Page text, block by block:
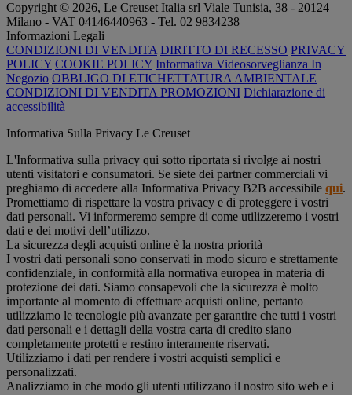
Copyright © 2026, Le Creuset Italia srl ​​Viale Tunisia, 38 - 20124
Milano - VAT 04146440963 - Tel. 02 9834238
Informazioni Legali
CONDIZIONI DI VENDITA DIRITTO DI RECESSO PRIVACY
POLICY COOKIE POLICY Informativa Videosorveglianza In
Negozio OBBLIGO DI ETICHETTATURA AMBIENTALE
CONDIZIONI DI VENDITA PROMOZIONI Dichiarazione di
accessibilità
Informativa Sulla Privacy Le Creuset
L'Informativa sulla privacy qui sotto riportata si rivolge ai nostri
utenti visitatori e consumatori. Se siete dei partner commerciali vi
preghiamo di accedere alla Informativa Privacy B2B accessibile qui.
Promettiamo di rispettare la vostra privacy e di proteggere i vostri
dati personali. Vi informeremo sempre di come utilizzeremo i vostri
dati e dei motivi dell’utilizzo.
La sicurezza degli acquisti online è la nostra priorità
I vostri dati personali sono conservati in modo sicuro e strettamente
confidenziale, in conformità alla normativa europea in materia di
protezione dei dati. Siamo consapevoli che la sicurezza è molto
importante al momento di effettuare acquisti online, pertanto
utilizziamo le tecnologie più avanzate per garantire che tutti i vostri
dati personali e i dettagli della vostra carta di credito siano
completamente protetti e restino interamente riservati.
Utilizziamo i dati per rendere i vostri acquisti semplici e
personalizzati.
Analizziamo in che modo gli utenti utilizzano il nostro sito web e i